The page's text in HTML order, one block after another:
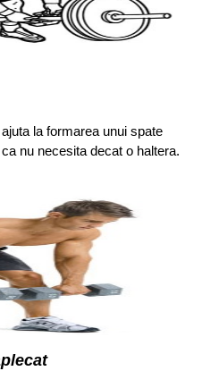
la formarea unui spate
nu necesita decat o haltera.